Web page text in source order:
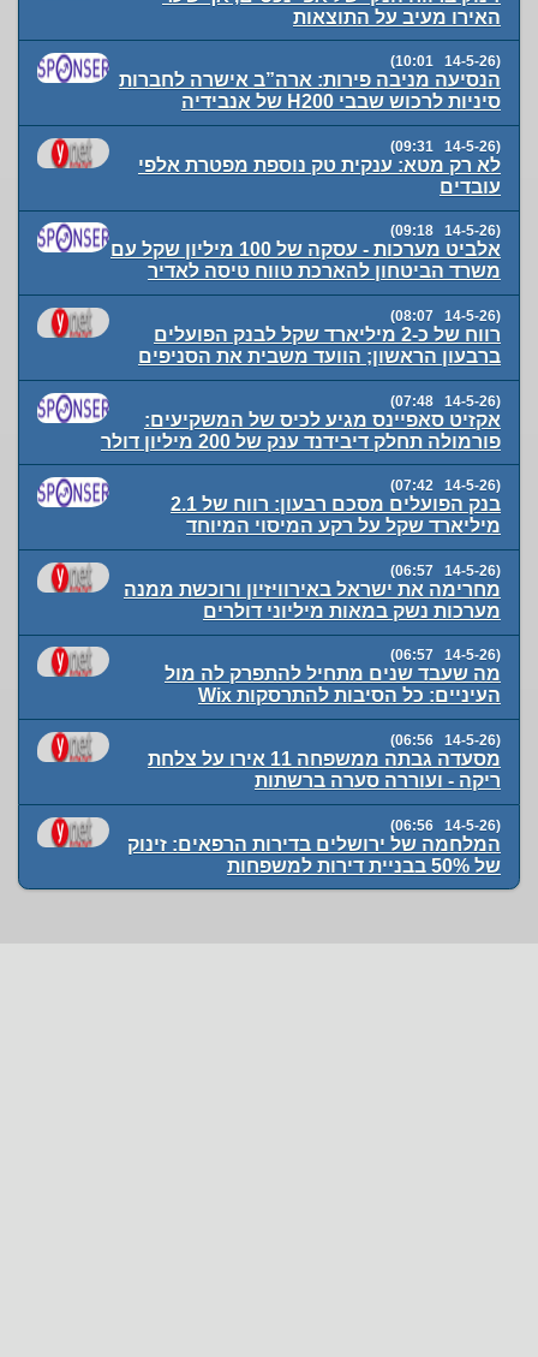
האירו מעיב על התוצאות
(14-5-26 10:01)
הנסיעה מניבה פירות: ארה”ב אישרה לחברות
סיניות לרכוש שבבי H200 של אנבידיה
(14-5-26 09:31)
לא רק מטא: ענקית טק נוספת מפטרת אלפי
עובדים
(14-5-26 09:18)
אלביט מערכות - עסקה של 100 מיליון שקל עם
משרד הביטחון להארכת טווח טיסה לאדיר
(14-5-26 08:07)
רווח של כ-2 מיליארד שקל לבנק הפועלים
ברבעון הראשון; הוועד משבית את הסניפים
(14-5-26 07:48)
אקזיט סאפיינס מגיע לכיס של המשקיעים:
פורמולה תחלק דיבידנד ענק של 200 מיליון דולר
(14-5-26 07:42)
בנק הפועלים מסכם רבעון: רווח של 2.1
מיליארד שקל על רקע המיסוי המיוחד
(14-5-26 06:57)
מחרימה את ישראל באירוויזיון ורוכשת ממנה
מערכות נשק במאות מיליוני דולרים
(14-5-26 06:57)
מה שעבד שנים מתחיל להתפרק לה מול
העיניים: כל הסיבות להתרסקות Wix
(14-5-26 06:56)
מסעדה גבתה ממשפחה 11 אירו על צלחת
ריקה - ועוררה סערה ברשתות
(14-5-26 06:56)
המלחמה של ירושלים בדירות הרפאים: זינוק
של 50% בבניית דירות למשפחות